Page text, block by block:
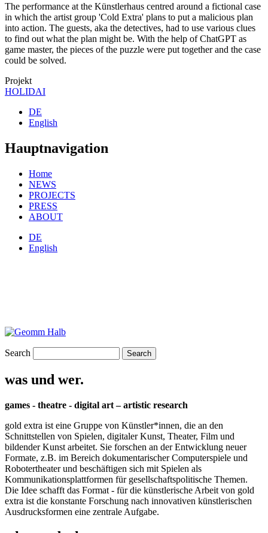
The performance at the Künstlerhaus centred around a fictional case
in which the artist group 'Cold Extra' plans to put a malicious plan
into action. The guests, aka the detectives, had to use various clues
to find out what the plan might be. With the help of ChatGPT as
game master, the pieces of the puzzle were put together and the case
could be solved.
Projekt
HOLIDAI
DE
English
Hauptnavigation
Home
NEWS
PROJECTS
PRESS
ABOUT
DE
English
Search
was und wer.
games - theatre - digital art – artistic research
gold extra ist eine Gruppe von Künstler*innen, die an den
Schnittstellen von Spielen, digitaler Kunst, Theater, Film und
bildender Kunst arbeitet. Sie forschen an der Entwicklung neuer
Formate, z.B. im Bereich dokumentarischer Computerspiele und
Robotertheater und beschäftigen sich mit Spielen als
Kommunikationsplattformen für gesellschaftspolitische Themen.
Die Idee schafft das Format - für die künstlerische Arbeit von gold
extra ist die konstante Forschung nach innovativen künstlerischen
Ausdrucksformen eine zentrale Aufgabe.